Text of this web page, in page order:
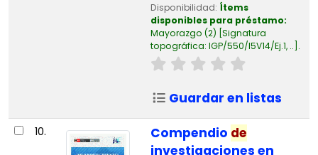
Disponibilidad: Ítems
disponibles para préstamo:
Mayorazgo (2) Signatura
topográfica: IGP/550/I5V14/Ej.1, .. .
Guardar en listas
10. Compendio de
investigaciones en